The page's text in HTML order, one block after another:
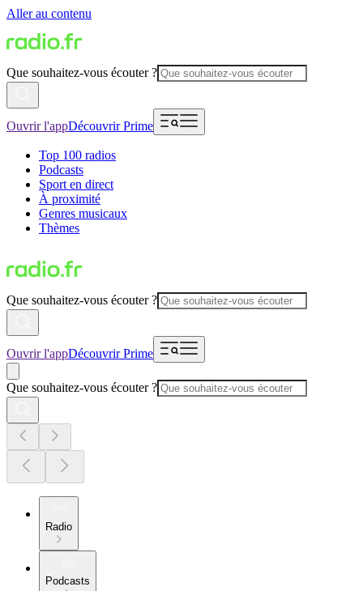
Aller au contenu
Que souhaitez-vous écouter ?
Ouvrir l'appDécouvrir Prime
Top 100 radios
Podcasts
Sport en direct
À proximité
Genres musicaux
Thèmes
Que souhaitez-vous écouter ?
Ouvrir l'appDécouvrir Prime
Que souhaitez-vous écouter ?
Radio
Podcasts